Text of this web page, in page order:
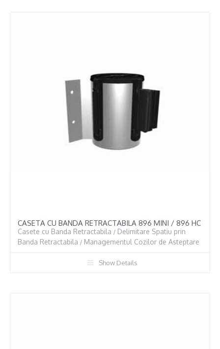
CASETA CU BANDA RETRACTABILA 896 MINI / 896 HC
Casete cu Banda Retractabila / Delimitare Spatiu prin
Banda Retractabila / Managementul Cozilor de Asteptare
Show Details